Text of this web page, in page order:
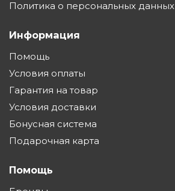
Политика о персональных данных
Информация
Помощь
Условия оплаты
Гарантия на товар
Условия доставки
Бонусная система
Подарочная карта
Помощь